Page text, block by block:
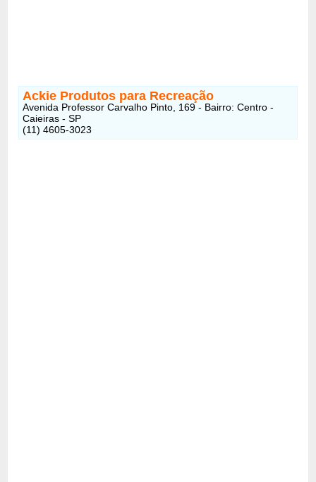
Ackie Produtos para Recreação
Avenida Professor Carvalho Pinto, 169 - Bairro: Centro -
Caieiras - SP
(11) 4605-3023